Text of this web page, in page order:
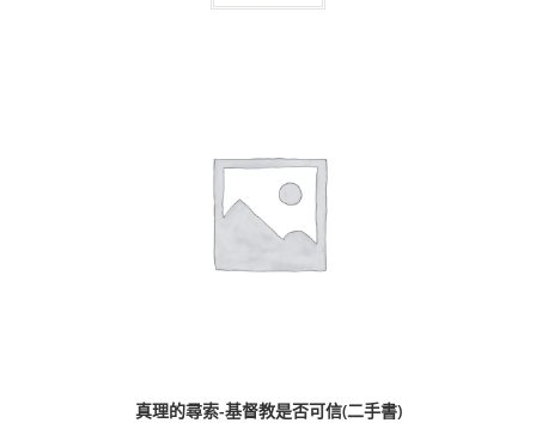
真理的尋索-基督教是否可信(二手書)